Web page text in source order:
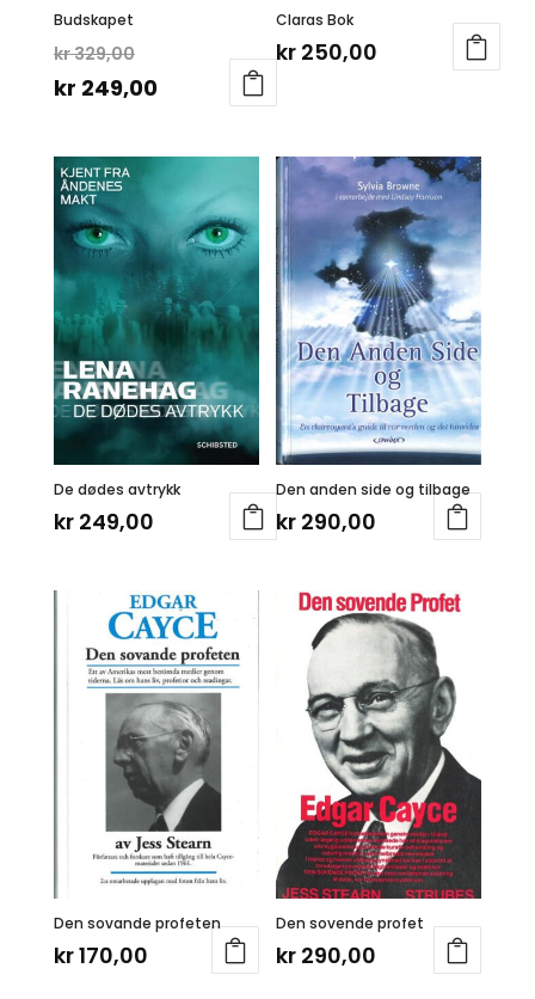
Budskapet
kr329,00
pris
kr 329,00.
kr 249,00Nåværende
er:
kr 249,00.
Claras Bok
kr 250,00
De dødes avtrykk
kr249,00
Den anden side og tilbage
kr 290,00
Den sovande profeten
kr170,00
Den sovende profet
kr 290,00